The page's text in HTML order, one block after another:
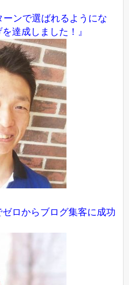
ーンで選ばれるようにな
達成しました！』
ロからブログ集客に成功